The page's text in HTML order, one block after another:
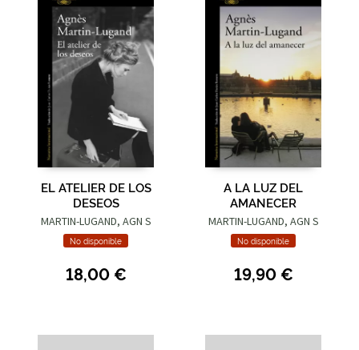
EL ATELIER DE LOS
DESEOS
MARTIN-LUGAND, AGN S
No disponible
18,00 €
A LA LUZ DEL
AMANECER
MARTIN-LUGAND, AGN S
No disponible
19,90 €